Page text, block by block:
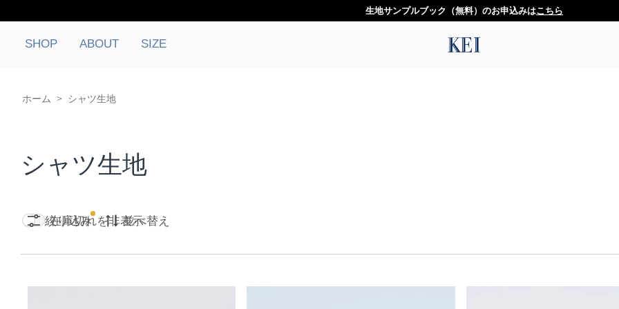
生地サンプルブック（無料）のお申込みはこちら
SHOP ABOUT SIZE
ホーム > シャツ生地
シャツ生地
在庫切れを非表示
絞り込み 並べ替え